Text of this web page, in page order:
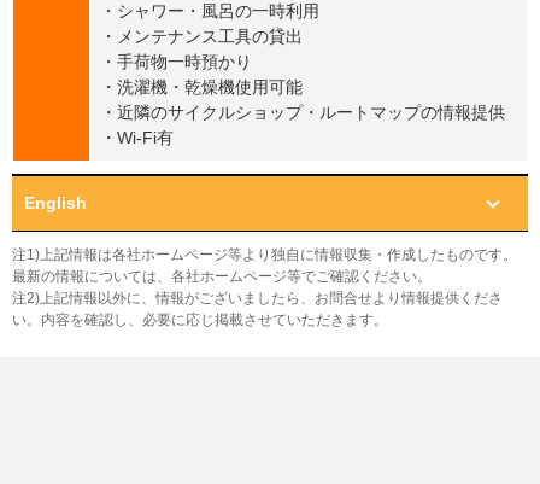
・シャワー・風呂の一時利用
・メンテナンス工具の貸出
・手荷物一時預かり
・洗濯機・乾燥機使用可能
・近隣のサイクルショップ・ルートマップの情報提供
・Wi-Fi有
English
注1)上記情報は各社ホームページ等より独自に情報収集・作成したものです。
最新の情報については、各社ホームページ等でご確認ください。
注2)上記情報以外に、情報がございましたら、お問合せより情報提供くださ
い。内容を確認し、必要に応じ掲載させていただきます。